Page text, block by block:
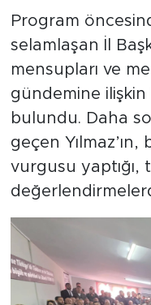
Program
selamlaşan İl
mensupları ve
gündemine ilişkin
bulundu. Daha
geçen
vurgusu yaptığı,